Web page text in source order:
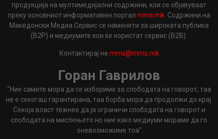
продукција на мултимедијални содржини, кои се објавуваат
преку основниот информативен портал mms.mk . Содржини на
Македонски Медиа Сервис се наменети за широката публика
(B2P) и медиумите кои ќе користат сервис (B2B).
Контактирај не mms@mms.mk
Горан Гаврилов
"Ние самите мора да се избориме за слободата на говорот, таа
не е секогаш гарантирана, таа борба мора да продолжи до крај.
Секоја власт тежнее да ја ограничи слободата на говорот и
слободата на мислењето но ние како медиуми мораме да го
оневозможиме тоа"